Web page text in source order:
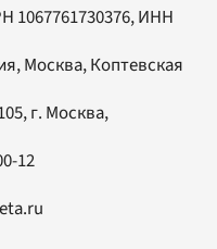
1067761730376, ИНН
Москва, Коптевская
, г. Москва,
12